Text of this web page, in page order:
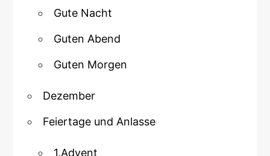
Gute Nacht
Guten Abend
Guten Morgen
Dezember
Feiertage und Anlasse
1.Advent